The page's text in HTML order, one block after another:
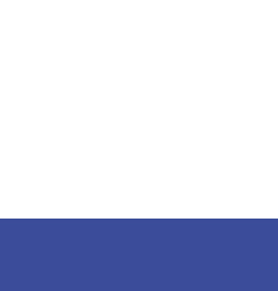
focada em seu